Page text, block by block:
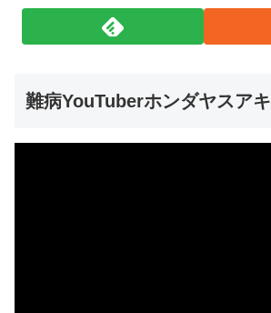
難病YouTuberホンダヤスアキ